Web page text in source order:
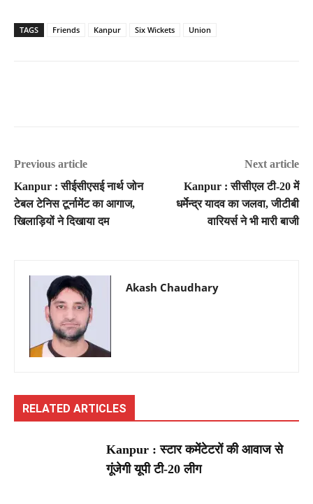
TAGS Friends Kanpur Six Wickets Union
Previous article
Kanpur : सीईसीएसई नार्थ जोन
टेबल टेनिस टूर्नामेंट का आगाज,
खिलाड़ियों ने दिखाया दम
Next article
Kanpur : सीसीएल टी-20 में
धर्मेन्द्र यादव का जलवा, जीटीबी
वारियर्स ने भी मारी बाजी
Akash Chaudhary
RELATED ARTICLES
Kanpur : स्टार कमेंटेटरों की आवाज से
गूंजेगी यूपी टी-20 लीग